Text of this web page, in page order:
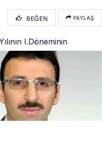
BEĞEN PAYLAŞ
I.Döneminin